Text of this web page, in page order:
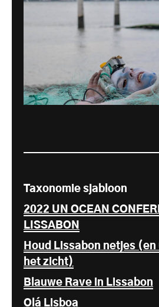
Taxonomie sjabloon
2022 UN OCEAN
LISSABON
Houd Lissabon netjes
het zicht)
Blauwe Rave in Lissabon
Olá Lisboa